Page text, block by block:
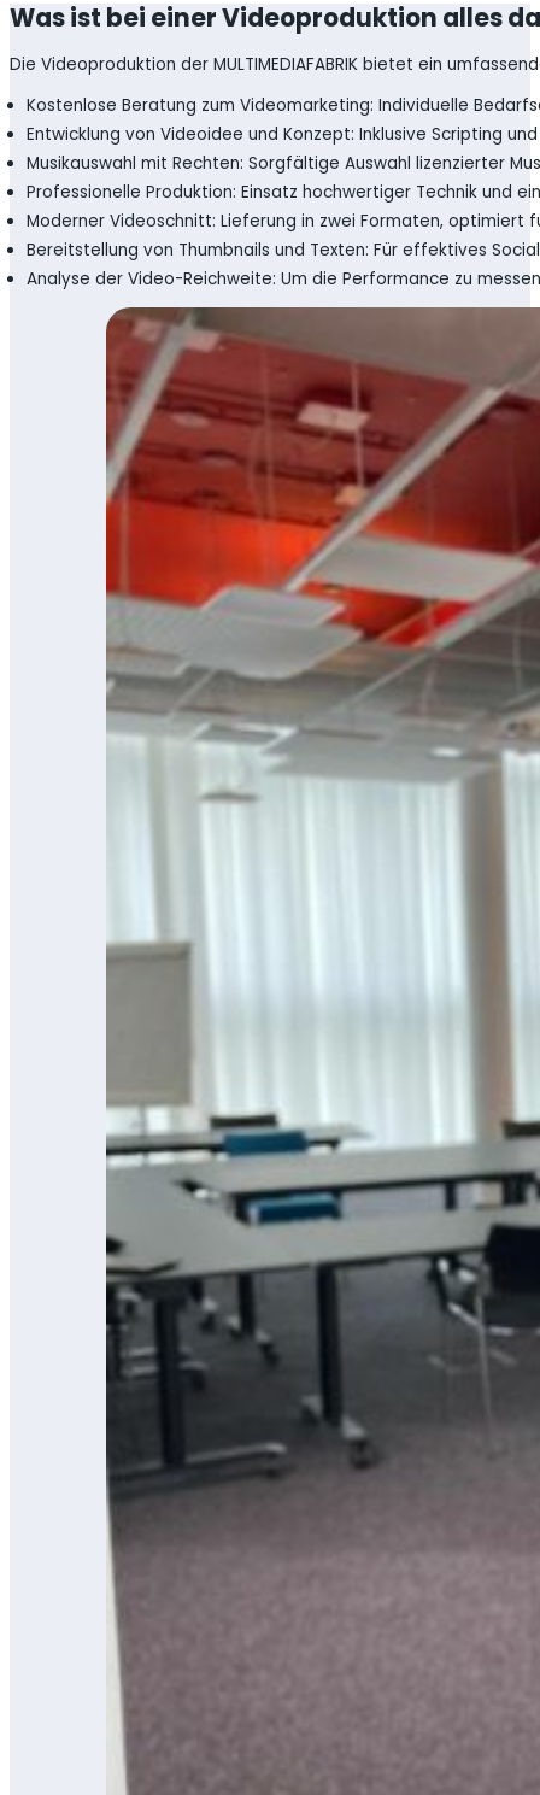
Was ist bei einer Videoproduktion alles
Die Videoproduktion der MULTIMEDIAFABRIK bietet ein
Kostenlose Beratung zum Videomarketing: Individuelle
Entwicklung von Videoidee und Konzept: Inklusive Scripting
Musikauswahl mit Rechten: Sorgfältige Auswahl lizenzierter
Professionelle Produktion: Einsatz hochwertiger Technik und
Moderner Videoschnitt: Lieferung in zwei Formaten, optimiert
Bereitstellung von Thumbnails und Texten: Für effektives
Analyse der Video-Reichweite: Um die Performance zu